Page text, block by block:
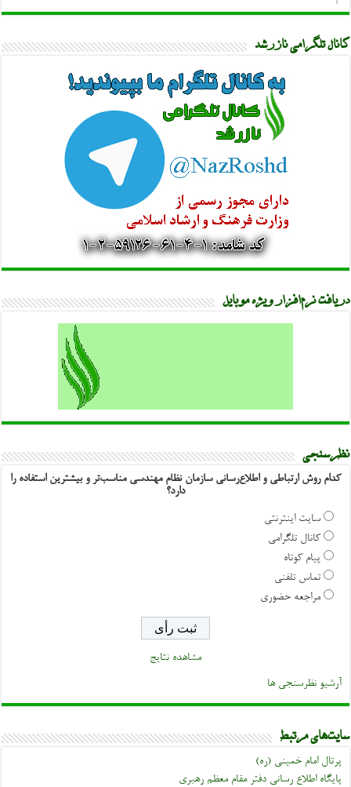
کانال تلگرامی نازرشد
دریافت نرم‌افزار ویژه موبایل
نظرسنجی
کدام روش ارتباطی و اطلاع‌رسانی سازمان نظام مهندسی مناسب‌تر و بیشترین استفاده را
دارد؟
سایت اینترنتی
کانال تلگرامی
پیام کوتاه
تماس تلفنی
مراجعه حضوری
مشاهده نتایج
آرشیو نظرسنجی ها
سایت‌های مرتبط
پرتال امام خمینی (ره)
پایگاه اطلاع رسانی دفتر مقام معظم رهبری